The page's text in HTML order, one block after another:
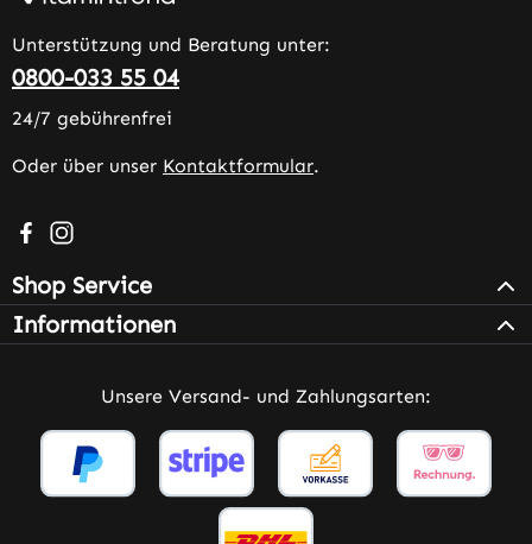
Unterstützung und Beratung unter:
0800-033 55 04
24/7 gebührenfrei
Oder über unser Kontaktformular.
Besuche uns auf Facebook – öffnet in neuem Tab
Schau auf Instagram vorbei – öffnet in neuem Tab
Shop Service
Informationen
Unsere Versand- und Zahlungsarten: